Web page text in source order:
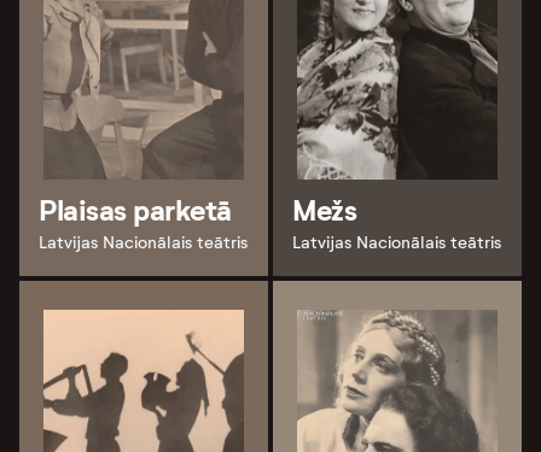
Plaisas parketā
Latvijas Nacionālais teātris
Mežs
Latvijas Nacionālais teātris